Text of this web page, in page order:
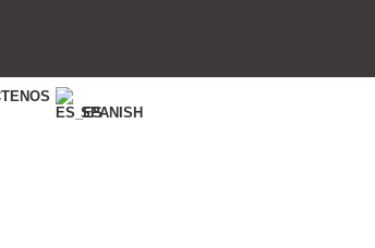
SPANISH